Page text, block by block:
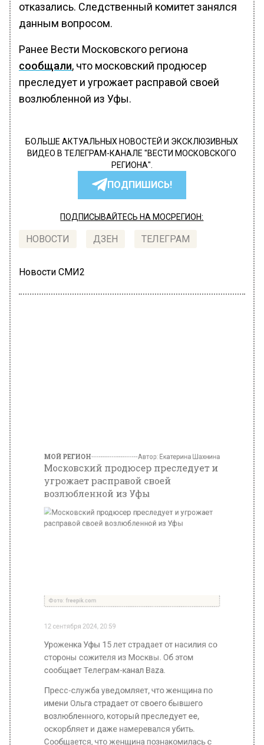
отказались. Следственный комитет занялся
данным вопросом.
Ранее Вести Московского региона
сообщали, что московский продюсер
преследует и угрожает расправой своей
возлюбленной из Уфы.
БОЛЬШЕ АКТУАЛЬНЫХ НОВОСТЕЙ И ЭКСКЛЮЗИВНЫХ
ВИДЕО В ТЕЛЕГРАМ-КАНАЛЕ "ВЕСТИ МОСКОВСКОГО
РЕГИОНА".
ПОДПИШИСЬ!
ПОДПИСЫВАЙТЕСЬ НА МОСРЕГИОН:
НОВОСТИ ДЗЕН ТЕЛЕГРАМ
Новости СМИ2
Фото: freepik.com
стороны сожителя из Москвы. Об этом
Пресс-служба уведомляет, что женщина по
имени Ольга страдает от своего бывшего
возлюбленного, который преследует ее,
оскорбляет и даже намеревался убить.
Сообщается, что женщина познакомилась с
Сергеем 15 лет назад. Он московский
продюсер, который снимает патриотическое